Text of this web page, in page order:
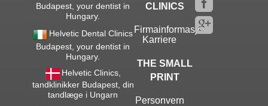
Budapest, your dentist in
Hungary.
Helvetic Dental Clinics
Budapest, your dentist in
Hungary.
Helvetic Clinics,
tandklinikker Budapest, din
tandlæge i Ungarn
CLINICS
Firmainformasjon
Karriere
THE SMALL
PRINT
Personvern